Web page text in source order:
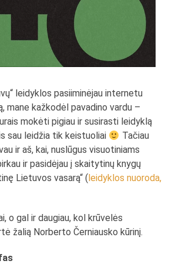
leidyklos pasiiminėjau internetu
mane kažkodėl pavadino vardu –
mokėti pigiau ir susirasti leidyklą
sau leidžia tik keistuoliai
Tačiau
ir aš, kai, nuslūgus visuotiniams
ir pasidėjau į skaitytinų knygų
Lietuvos vasarą“ ( leidyklos nuoroda,
o gal ir daugiau, kol krūvelės
žalią Norberto Černiausko kūrinį.